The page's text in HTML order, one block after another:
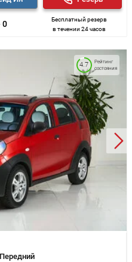
0
Бесплатный резерв
в течении 24 часов
Передний
Рейтинг
состояния
4.7